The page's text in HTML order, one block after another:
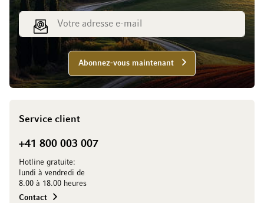
Adresse e-mail
Abonnez-vous maintenant
Service client
+41 800 003 007
Hotline gratuite:
lundi à vendredi de
8.00 à 18.00 heures
Contact